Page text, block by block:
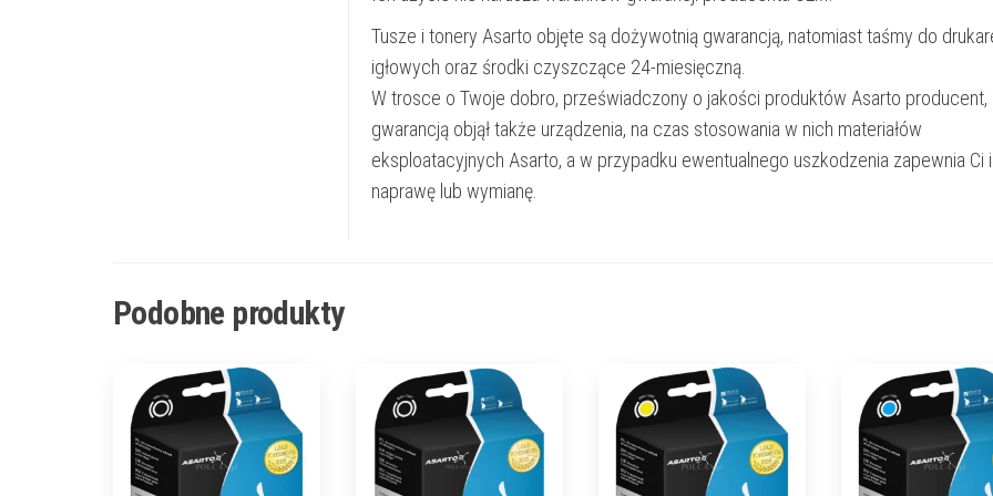
Tusze i tonery Asarto objęte są dożywotnią gwarancją, natomiast taśmy do
igłowych oraz środki czyszczące 24-miesięczną.
W trosce o Twoje dobro, przeświadczony o jakości produktów Asarto producent,
gwarancją objął także urządzenia, na czas stosowania w nich materiałów
eksploatacyjnych Asarto, a w przypadku ewentualnego uszkodzenia zapewnia Ci
naprawę lub wymianę.
Podobne produkty